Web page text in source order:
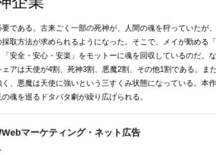
である。古来ごく一部の死神が、人間の魂を狩っていたが
取方法が求められるようになった。そこで、メイが勤める
安全・安心・安楽」をモットーに魂を回収しているのだ。
アは天使が4割、死神3割、悪魔2割、その他1割である。ま
、悪魔は天使に強いという三すくみ状態になっている。本
魂を巡るドタバタ劇が繰り広げられる。
マーケティング・ネット広告